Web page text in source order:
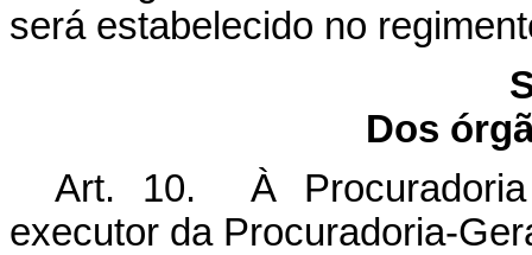
será estabelecido no
Dos
Art. 10. À
executor da Procuradoria-